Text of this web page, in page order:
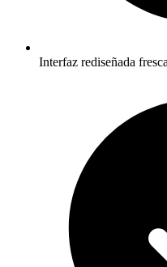
Interfaz rediseñada fresca